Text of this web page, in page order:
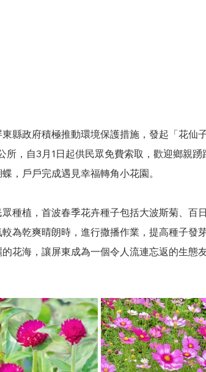
縣政府積極推動環境保護措施，發起「花仙子
，自3月1日起供民眾免費索取，歡迎鄉親踴
，戶戶完成遇見幸福轉角小花園。
種植，首波春季花卉種子包括大波斯菊、百
為乾爽晴朗時，進行撒播作業，提高種子發
花海，讓屏東成為一個令人流連忘返的生態